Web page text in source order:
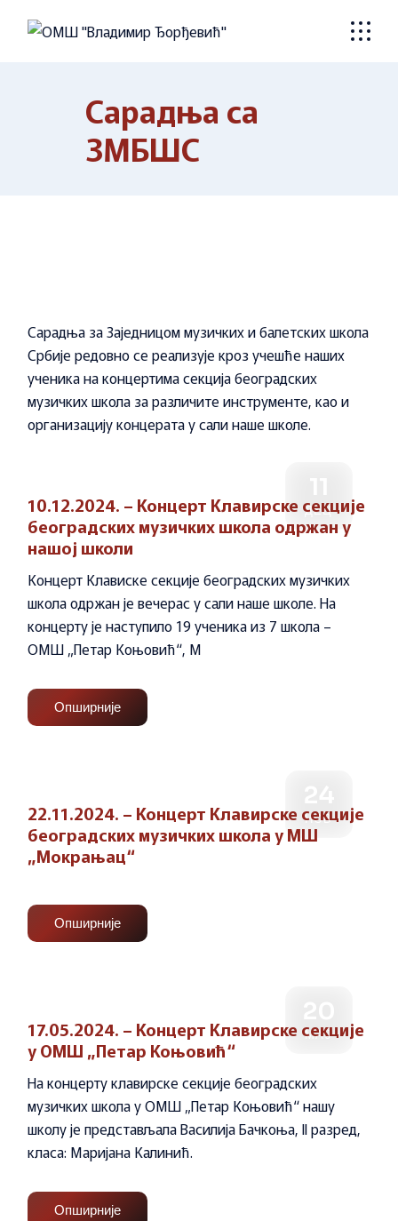
Сарадња са
ЗМБШС
Сарадња за Заједницом музичких и балетских школа
Србије редовно се реализује кроз учешће наших
ученика на концертима секција београдских
музичких школа за различите инструменте, као и
организацију концерата у сали наше школе.
ДЕЦ
10.12.2024. – Концерт Клавирске секције
београдских музичких школа одржан у
нашој школи
Концерт Клависке секције београдских музичких
школа одржан је вечерас у сали наше школе. На
концерту је наступило 19 ученика из 7 школа –
ОМШ „Петар Коњовић“, М
Опширније
НОВ
22.11.2024. – Концерт Клавирске секције
београдских музичких школа у МШ
„Мокрањац“
Опширније
МАЈ
17.05.2024. – Концерт Клавирске секције
у ОМШ „Петар Коњовић“
На концерту клавирске секције београдских
музичких школа у ОМШ „Петар Коњовић“ нашу
школу је представљала Василија Бачкоња, II разред,
класа: Маријана Калинић.
Опширније